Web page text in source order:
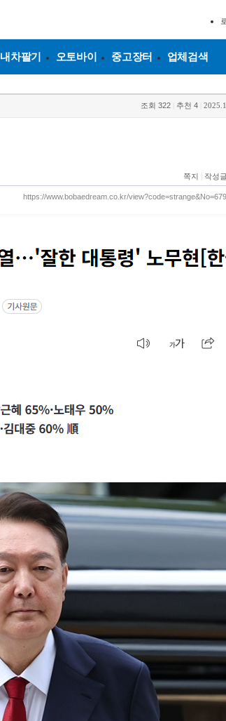
내차팔기 오토바이 중고장터 업체검색
조회 322 추천 4
쪽지 작성
https://www.bobaedream.co.kr/